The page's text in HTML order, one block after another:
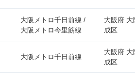
大阪メトロ千日前線 /
大阪メトロ今里筋線
大阪府 大
成区
大阪メトロ千日前線
大阪府 大
成区